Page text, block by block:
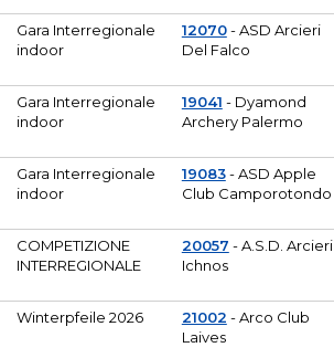
Gara Interregionale
indoor
12070- ASD Arcieri
Del Falco
Gara Interregionale
indoor
19041 - Dyamond
Archery Palermo
Gara Interregionale
indoor
19083- ASD Apple
Club Camporotondo
COMPETIZIONE
INTERREGIONALE
20057 - A.S.D. Arcieri
Ichnos
Winterpfeile 2026 21002 - Arco Club
Laives